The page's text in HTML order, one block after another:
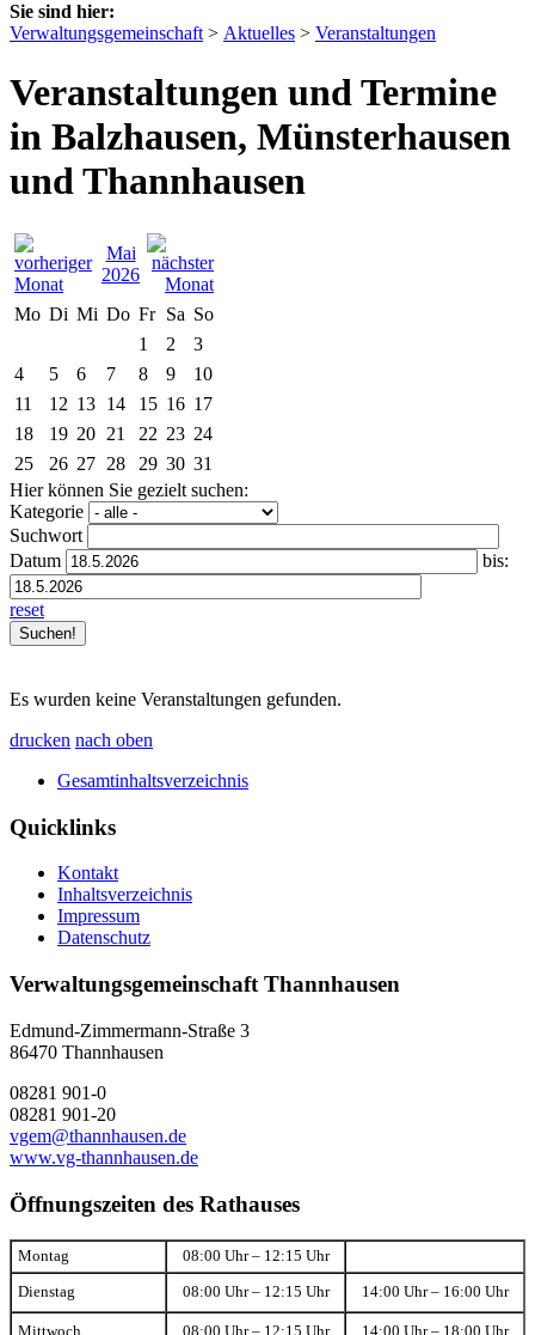
Sie sind hier:
Verwaltungsgemeinschaft > Aktuelles > Veranstaltungen
Veranstaltungen und Termine
in Balzhausen, Münsterhausen
und Thannhausen
Mai
2026
Mo Di Mi Do Fr Sa So
1
2
3
4
5 6 7 8 9
10
11
12 13 14 15 16 17
18
19 20 21 22 23 24
25
26 27 28 29 30 31
Hier können Sie gezielt suchen:
Kategorie
Suchwort
Datum
bis:
reset
Es wurden keine Veranstaltungen gefunden.
drucken nach oben
Gesamtinhaltsverzeichnis
Quicklinks
Kontakt
Inhaltsverzeichnis
Impressum
Datenschutz
Verwaltungsgemeinschaft Thannhausen
Edmund-Zimmermann-Straße 3
86470 Thannhausen
08281 901-0
08281 901-20
vgem@thannhausen.de
www.vg-thannhausen.de
Öffnungszeiten des Rathauses
Montag 08:00 Uhr – 12:15 Uhr
Dienstag 08:00 Uhr – 12:15 Uhr 14:00 Uhr – 16:00 Uhr